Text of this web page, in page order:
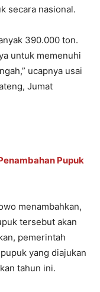
secara nasional.
390.000 ton.
untuk memenuhi
ucapnya usai
Jumat
Pupuk
menambahkan,
tersebut akan
pemerintah
yang diajukan
tahun ini.